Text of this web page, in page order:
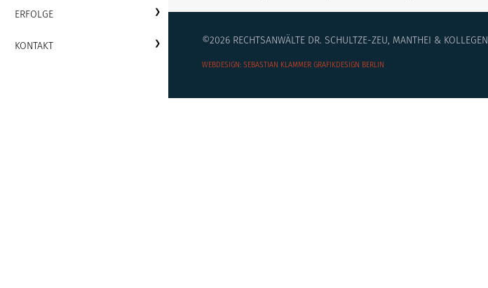
ERFOLGE
KONTAKT ©2026 RECHTSANWÄLTE DR. SCHULTZE-ZEU, MANTHEI & KOLLEGEN
WEBDESIGN: SEBASTIAN KLAMMER GRAFIKDESIGN BERLIN